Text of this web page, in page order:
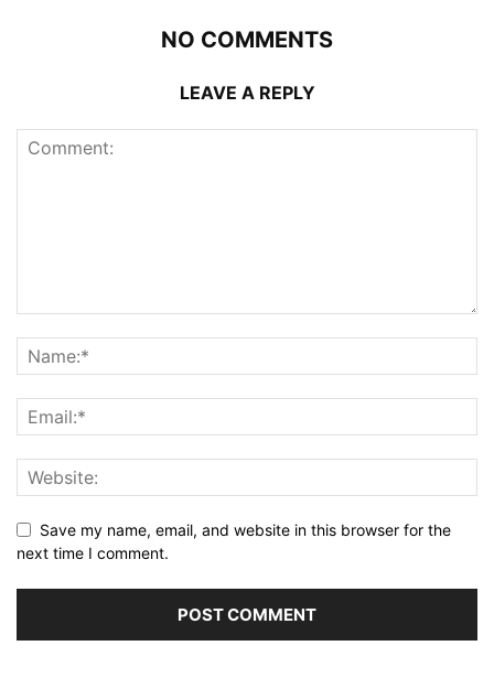
NO COMMENTS
LEAVE A REPLY
Save my name, email, and website in this browser for the
next time I comment.